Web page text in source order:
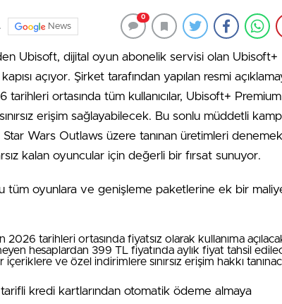
News
0
Ubisoft, dijital oyun abonelik servisi olan Ubisoft+
açıyor. Şirket tarafından yapılan resmi
ortasında tüm kullanıcılar, Ubisoft+ Premium
erişim sağlayabilecek. Bu sonlu müddetli
Star Wars Outlaws üzere tanınan üretimleri denemek
kalan oyuncular için değerli bir fırsat sunuyor.
tüm oyunlara ve genişleme paketlerine ek bir
tarihleri ortasında fiyatsız olarak kullanıma
hesaplardan 399 TL fiyatında aylık fiyat tahsil
ve özel indirimlere sınırsız erişim hakkı
kredi kartlarından otomatik ödeme almaya